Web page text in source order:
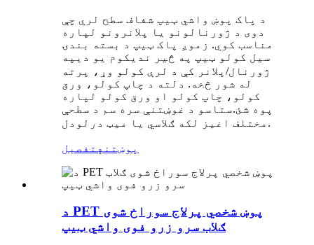
د پاک پوښ واشي ټیپ شفاف سطح لري چې
دوی د ژورنالونو یا پلانرونو لپاره
مناسب کوي. زموږ پاک ټیپ د بسته بندۍ
سیل کولو ټیپ په څیر ندي کوم یو دی په
ژورنال/پلانر کې د لرې کولو وړ، پرته
له شور څخه. دلته د چاپ کولو، ورق
کولو، چاپ کولو او ورق کولو لپاره
پوه شئ.ستاسو د غوښتنې سره سم د سطحې
مختلف اغیز لکه ګلاسي یا میټ درلودل.
پوښتنه تفصیل
د PET پوښ شخصي پرلاج سوراخ شوی
ګلاب سرو زرو فوی واشي ټیپ